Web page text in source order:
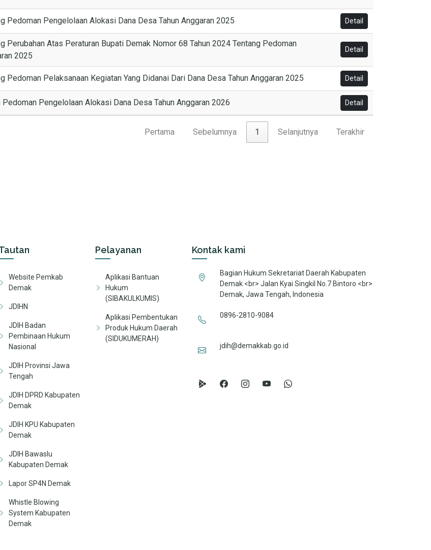
Pedoman Pengelolaan Alokasi Dana Desa Tahun Anggaran 2025 Detail
Perubahan Atas Peraturan Bupati Demak Nomor 68 Tahun 2024 Tentang Pedoman
2025
Detail
Pedoman Pelaksanaan Kegiatan Yang Didanai Dari Dana Desa Tahun Anggaran 2025 Detail
Pengelolaan Alokasi Dana Desa Tahun Anggaran 2026 Detail
Pertama Sebelumnya 1 Selanjutnya Terakhir
Website Pemkab
Demak
JDIHN
JDIH Badan
Pembinaan Hukum
Nasional
JDIH Provinsi Jawa
Tengah
JDIH DPRD Kabupaten
Demak
JDIH KPU Kabupaten
Demak
JDIH Bawaslu
Kabupaten Demak
Lapor SP4N Demak
Whistle Blowing
System Kabupaten
Demak
Pelayanan
Aplikasi Bantuan
Hukum
(SIBAKULKUMIS)
Aplikasi Pembentukan
Produk Hukum Daerah
(SIDUKUMERAH)
Kontak kami
Bagian Hukum Sekretariat Daerah Kabupaten
Demak <br> Jalan Kyai Singkil No.7 Bintoro <br>
Demak, Jawa Tengah, Indonesia
0896-2810-9084
jdih@demakkab.go.id